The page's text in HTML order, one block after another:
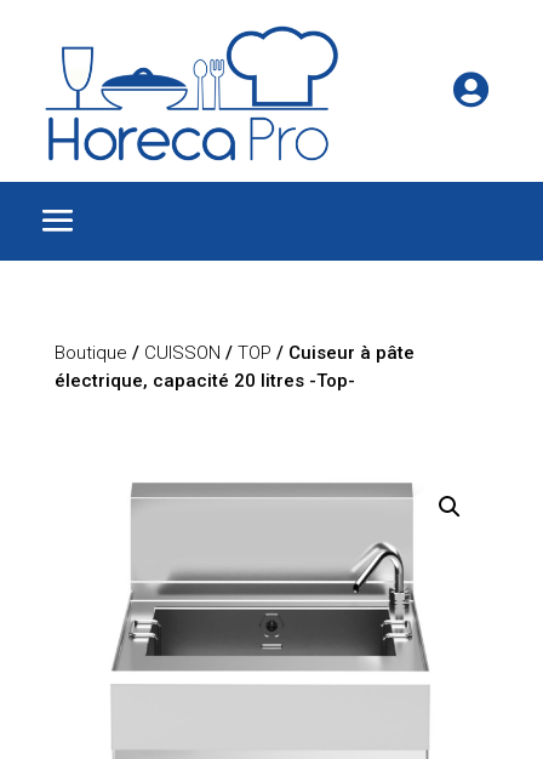

Boutique / CUISSON / TOP / Cuiseur à pâte
électrique, capacité 20 litres -Top-